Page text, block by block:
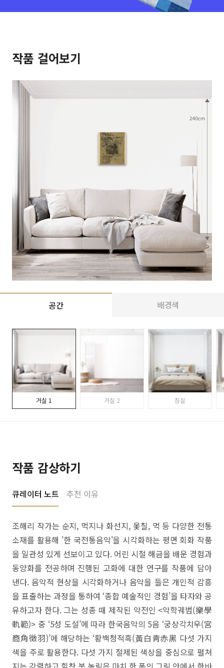
작품 걸어보기
공간 배경색
거실 1 거실 2 침실
작품 감상하기
큐레이터 노트 추천 이유
조해리 작가는 순지, 먹지나 화선지, 옻칠, 먹 등 다양한 전통
소재를 활용해 '한 국전통음악'을 시각화하는 평면 회화 작품
을 일관성 있게 선보이고 있다. 어린 시절 해금을 배운 경험과
동양화를 전공하며 진행된 고화에 대한 연구를 작품에 담아
낸다. 음악적 현상을 시각화하거나 음악을 들은 개인적 감흥
을 표출하는 과정을 통하여 ‘종합 예술적인 경험’을 타자와 공
유하고자 한다. 그는 성종 때 제작된 악전인 <악학궤범(樂學
軌範)> 중 ‘5성 도설’에 따라 한국음악의 5음 ‘궁상각치우(宮
商角徵羽)’에 해당하는 ‘황백청적흑(黃白靑赤黑 다섯 가지
색을 주로 활용한다. 다섯 가지 절제된 색상을 중심으로 펼쳐